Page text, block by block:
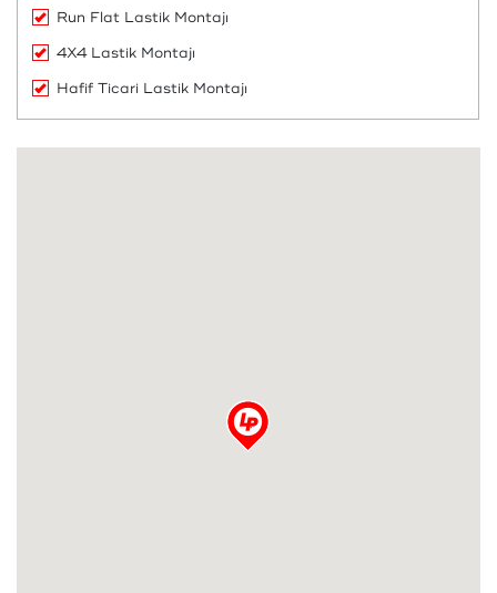
Run Flat Lastik Montajı
4X4 Lastik Montajı
Hafif Ticari Lastik Montajı